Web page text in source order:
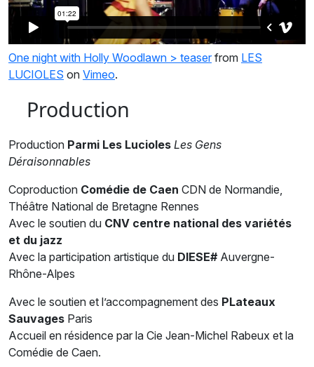
One night with Holly Woodlawn > teaser from LES
LUCIOLES on Vimeo.
Production
Production Parmi Les Lucioles Les Gens
Déraisonnables
Coproduction Comédie de Caen CDN de Normandie,
Théâtre National de Bretagne Rennes
Avec le soutien du CNV centre national des variétés
et du jazz
Avec la participation artistique du DIESE#Auvergne-
Rhône-Alpes
Avec le soutien et l’accompagnement des PLateaux
Sauvages Paris
Accueil en résidence par la Cie Jean-Michel Rabeux et la
Comédie de Caen.